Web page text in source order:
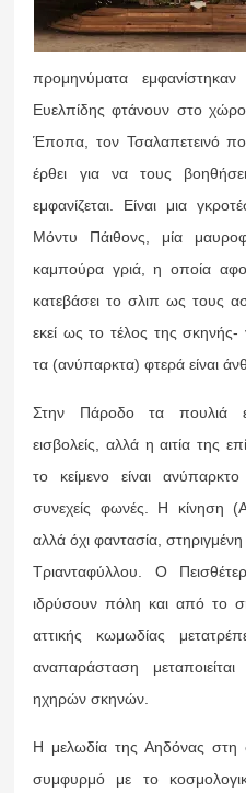
προμηνύματα
Ευελπίδης φτάνουν στο
Έποπα, τον Τσαλαπετεινό
έρθει για να τους
εμφανίζεται. Είναι μια
Μόντυ Πάιθονς, μία
καμπούρα γριά, η οποία
κατεβάσει το σλιπ ως τους
εκεί ως το τέλος της σκηνής-
τα (ανύπαρκτα) φτερά είναι
Στην Πάροδο τα πουλιά
εισβολείς, αλλά η αιτία της
το κείμενο είναι
συνεχείς φωνές. Η κίνηση
αλλά όχι φαντασία,
Τριανταφύλλου. Ο
ιδρύσουν πόλη και από το
αττικής κωμωδίας
αναπαράσταση
ηχηρών σκηνών.
Η μελωδία της Αηδόνας στη
συμφυρμό με το